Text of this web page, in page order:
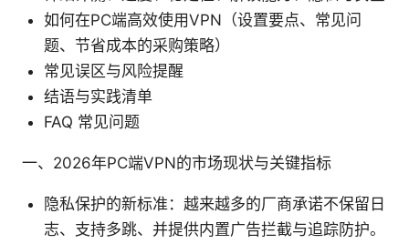
如何在PC端高效使用VPN（设置要点、常见问
题、节省成本的采购策略）
常见误区与风险提醒
结语与实践清单
FAQ 常见问题
一、2026年PC端VPN的市场现状与关键指标
隐私保护的新标准：越来越多的厂商承诺不保留日
志、支持多跳、并提供内置广告拦截与追踪防护。